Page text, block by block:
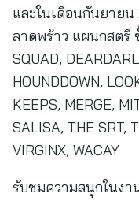
และในเดือนกันยาย
ลาดพร้าว แผนกสตรี
SQUAD,
HOUNDDOWN,
KEEPS, MERGE,
SALISA, THE SRT,
VIRGINX, WACAY
รับชมความสนุกในงา